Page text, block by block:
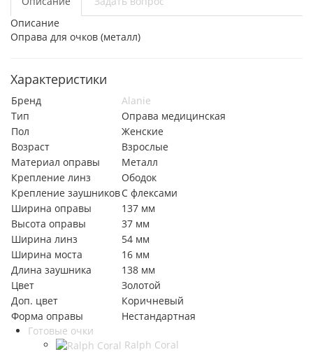
Описание
Оправа для очков (металл)
Характеристики
Бренд
Alanie
Тип
Оправа медицинская
Пол
Женские
Возраст
Взрослые
Материал оправы
Металл
Крепление линз
Ободок
Крепление заушниковС флексами
Ширина оправы
137 мм
Высота оправы
37 мм
Ширина линз
54 мм
Ширина моста
16 мм
Длина заушника
138 мм
Цвет
Золотой
Доп. цвет
Коричневый
Форма оправы
Нестандартная
Готовые очки
Ralph Coral